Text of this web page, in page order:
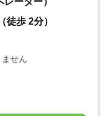
徒歩 2分）
せん